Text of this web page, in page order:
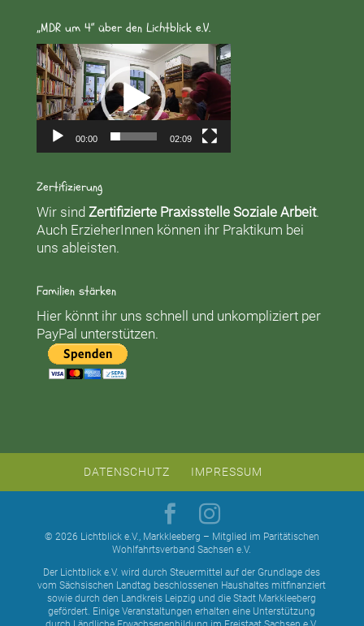
„MDR um 4“ über den Lichtblick e.V.
Video-
Player
00:00 02:09
Zertifizierung
Wir sind Zertifizierte Praxisstelle Soziale Arbeit.
Auch ErzieherInnen können ihr Praktikum bei
uns ableisten.
Familien stärken
Hier könnt ihr uns schnell und unkompliziert per
PayPal unterstützen.
DATENSCHUTZ IMPRESSUM
© 2026 Lichtblick e.V., Markkleeberg – Mitglied im Paritätischen
Wohlfahrtsverband Sachsen e.V.
Der Lichtblick e.V. wird durch Steuermittel auf der Grundlage des
vom Sächsischen Landtag beschlossenen Haushaltes mitfinanziert
sowie durch den Landkreis Leipzig und die Stadt Markkleeberg
gefördert. Einige Veranstaltungen erhalten eine Unterstützung